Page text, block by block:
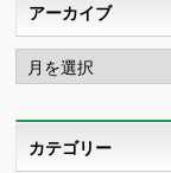
アーカイブ
ア
ー
カ
カテゴリー